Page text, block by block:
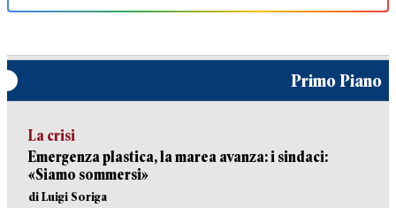
Primo Piano
La crisi
Emergenza plastica, la marea avanza: i sindaci:
«Siamo sommersi»
di Luigi Soriga